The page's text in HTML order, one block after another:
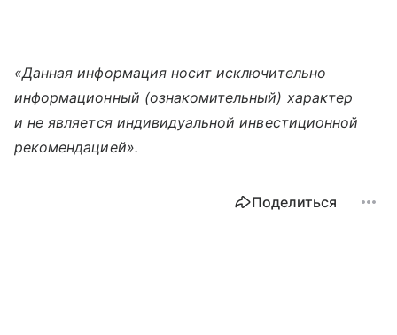
«Данная информация носит исключительно
информационный (ознакомительный) характер
и не является индивидуальной инвестиционной
рекомендацией».
Поделиться